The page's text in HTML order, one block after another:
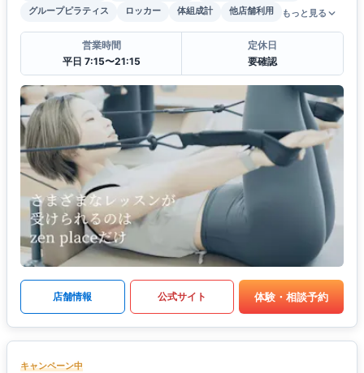
グループピラティス
ロッカー 体組成計 他店舗利用 もっと見る
営業時間
平日 7:15〜21:15
定休日
要確認
店舗情報 公式サイト 体験・相談予約
キャンペーン中